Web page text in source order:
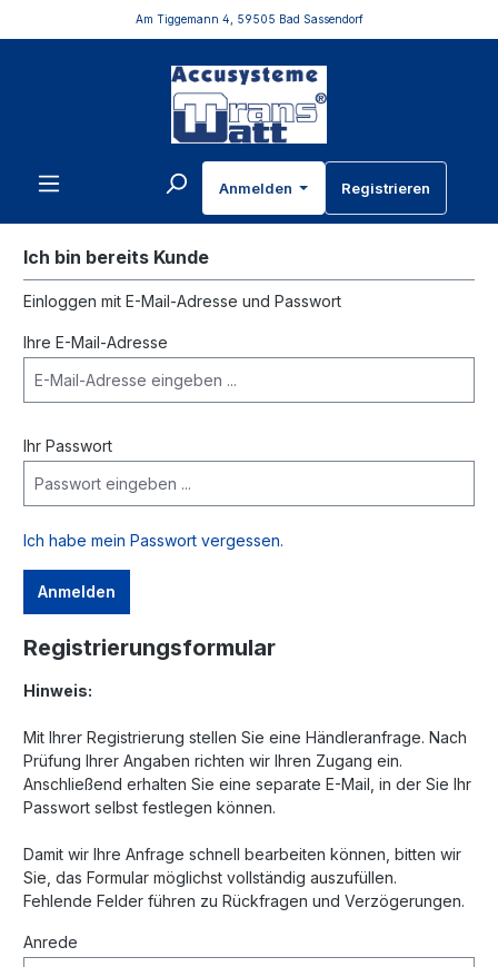
Am Tiggemann 4, 59505 Bad Sassendorf
Anmelden Registrieren
Ich bin bereits Kunde
Einloggen mit E-Mail-Adresse und Passwort
Ihre E-Mail-Adresse
Ihr Passwort
Ich habe mein Passwort vergessen.
Anmelden
Registrierungsformular
Hinweis:
Mit Ihrer Registrierung stellen Sie eine Händleranfrage. Nach
Prüfung Ihrer Angaben richten wir Ihren Zugang ein.
Anschließend erhalten Sie eine separate E-Mail, in der Sie Ihr
Passwort selbst festlegen können.
Damit wir Ihre Anfrage schnell bearbeiten können, bitten wir
Sie, das Formular möglichst vollständig auszufüllen.
Fehlende Felder führen zu Rückfragen und Verzögerungen.
Anrede